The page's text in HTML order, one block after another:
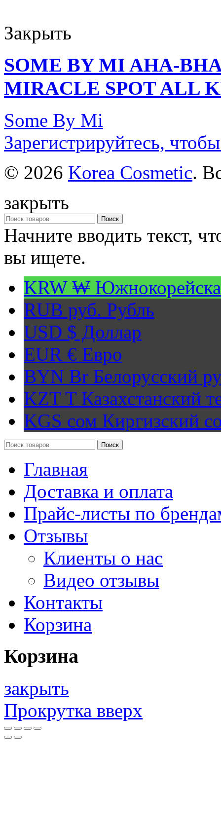
Закрыть
SOME BY MI AHA-
MIRACLE SPOT ALL
Some By Mi
Зарегистрируйтесь,
© 2026 Korea Cosmetic.
закрыть
Поиск
Начните вводить текст,
вы ищете.
KRW ₩
RUB руб. Рубль
USD $ Доллар
EUR € Евро
BYN Br Белорусский
KZT TКазахстанский
KGS сом Киргизский
Поиск
Главная
Доставка и оплата
Прайс-листы по
Отзывы
Клиенты о нас
Видео отзывы
Контакты
Корзина
Корзина
закрыть
Прокрутка вверх